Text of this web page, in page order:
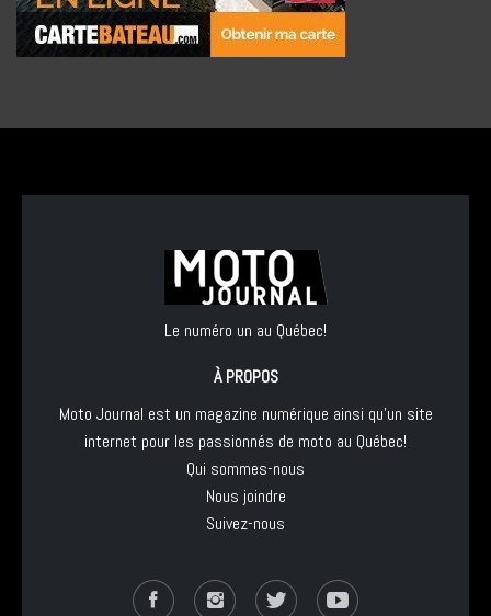
Le numéro un au Québec!
À PROPOS
Moto Journal est un magazine numérique ainsi qu'un site
internet pour les passionnés de moto au Québec!
Qui sommes-nous
Nous joindre
Suivez-nous